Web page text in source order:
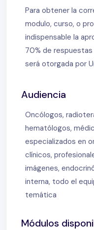
Métodos de
PET/CT
Metabolismo de
Avidez por FDG
Avidez por FDG
Clasificación de
¿Puede el PET
El patrón de
Utilidad del PET
¿Y el LNH?
Compromiso
¿Y en otros
Linfoma folicular
Evaluación de
Para obtener la
modulo, curso, o
indispensable la
70% de
será otorgada por
Audiencia
Oncólogos,
hematólogos,
especializados en
clínicos,
imágenes,
interna, todo el
temática
Módulos